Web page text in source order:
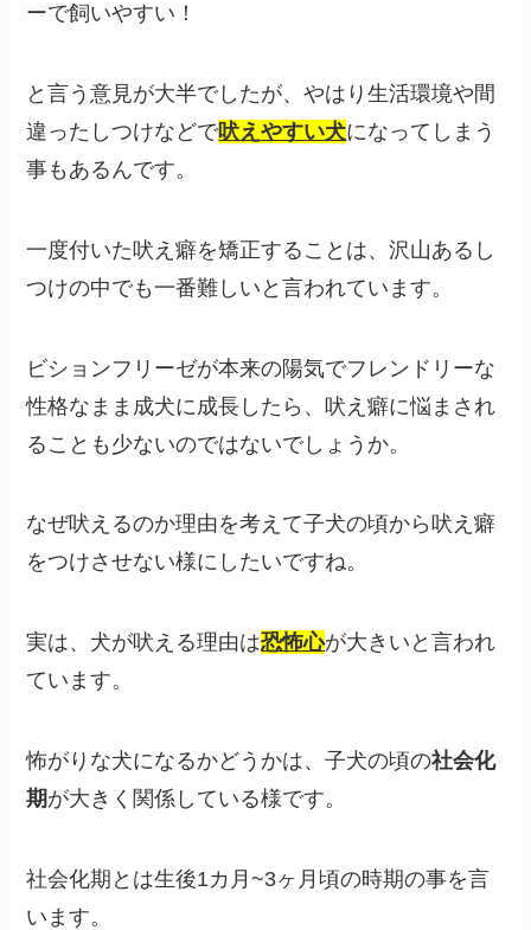
ーで飼いやすい！
と言う意見が大半でしたが、やはり生活環境や間
違ったしつけなどで吠えやすい犬になってしまう
事もあるんです。
一度付いた吠え癖を矯正することは、沢山あるし
つけの中でも一番難しいと言われています。
ビションフリーゼが本来の陽気でフレンドリーな
性格なまま成犬に成長したら、吠え癖に悩まされ
ることも少ないのではないでしょうか。
なぜ吠えるのか理由を考えて子犬の頃から吠え癖
をつけさせない様にしたいですね。
実は、犬が吠える理由は恐怖心が大きいと言われ
ています。
怖がりな犬になるかどうかは、子犬の頃の社会化
期が大きく関係している様です。
社会化期とは生後1カ月~3ヶ月頃の時期の事を言
います。